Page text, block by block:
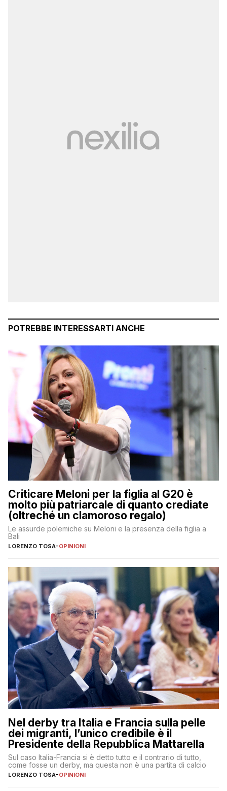
POTREBBE INTERESSARTI ANCHE
Criticare Meloni per la figlia al G20 è
molto più patriarcale di quanto crediate
(oltreché un clamoroso regalo)
Le assurde polemiche su Meloni e la presenza della figlia a
Bali
LORENZO TOSA-OPINIONI
Nel derby tra Italia e Francia sulla pelle
dei migranti, l’unico credibile è il
Presidente della Repubblica Mattarella
Sul caso Italia-Francia si è detto tutto e il contrario di tutto,
come fosse un derby, ma questa non è una partita di calcio
LORENZO TOSA-OPINIONI